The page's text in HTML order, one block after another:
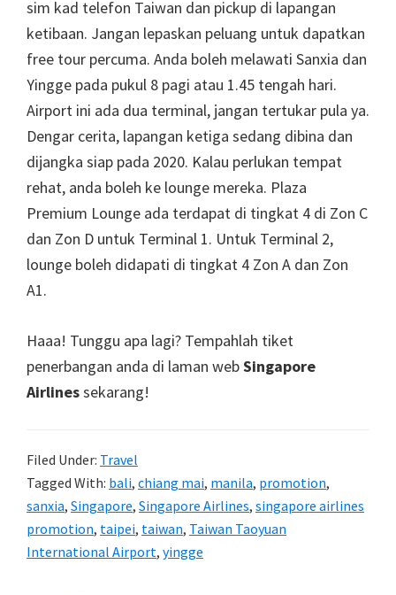
sim kad telefon Taiwan dan pickup di lapangan
ketibaan. Jangan lepaskan peluang untuk dapatkan
free tour percuma. Anda boleh melawati Sanxia dan
Yingge pada pukul 8 pagi atau 1.45 tengah hari.
Airport ini ada dua terminal, jangan tertukar pula ya.
Dengar cerita, lapangan ketiga sedang dibina dan
dijangka siap pada 2020. Kalau perlukan tempat
rehat, anda boleh ke lounge mereka. Plaza
Premium Lounge ada terdapat di tingkat 4 di Zon C
dan Zon D untuk Terminal 1. Untuk Terminal 2,
lounge boleh didapati di tingkat 4 Zon A dan Zon
A1.
Haaa! Tunggu apa lagi? Tempahlah tiket
penerbangan anda di laman webSingapore
Airlinessekarang!
Filed Under: Travel
Tagged With: bali, chiang mai, manila, promotion,
sanxia, Singapore, Singapore Airlines, singapore airlines
promotion, taipei, taiwan, Taiwan Taoyuan
International Airport, yingge